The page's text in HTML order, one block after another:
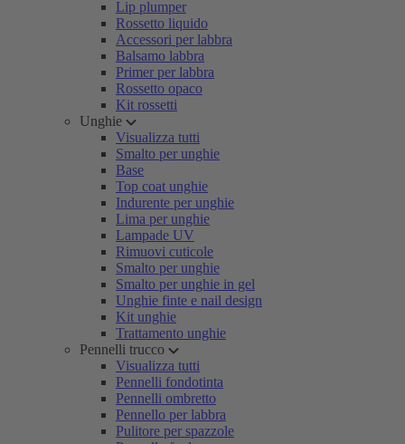
Lip plumper
Rossetto liquido
Accessori per labbra
Balsamo labbra
Primer per labbra
Rossetto opaco
Kit rossetti
Unghie
Visualizza tutti
Smalto per unghie
Base
Top coat unghie
Indurente per unghie
Lima per unghie
Lampade UV
Rimuovi cuticole
Smalto per unghie
Smalto per unghie in gel
Unghie finte e nail design
Kit unghie
Trattamento unghie
Pennelli trucco
Visualizza tutti
Pennelli fondotinta
Pennelli ombretto
Pennello per labbra
Pulitore per spazzole